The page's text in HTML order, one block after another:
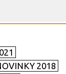
2018